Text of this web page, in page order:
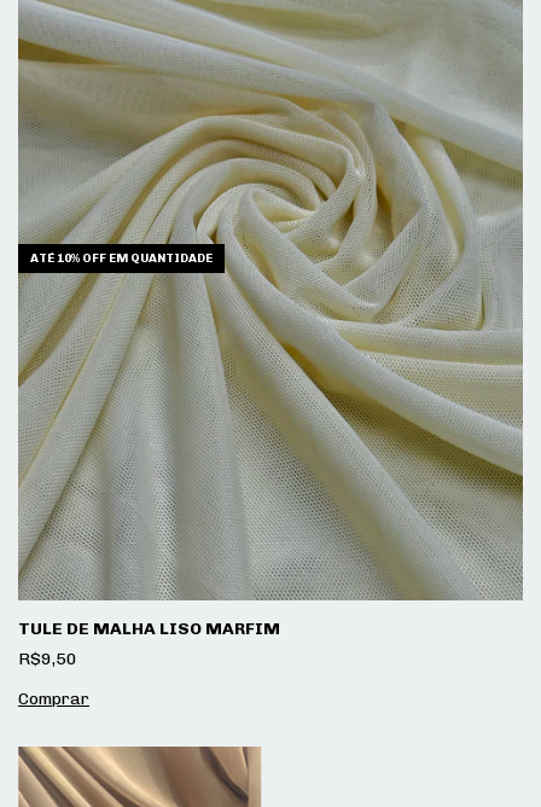
ATÉ 10% OFF EM QUANTIDADE
TULE DE MALHA LISO MARFIM
R$9,50